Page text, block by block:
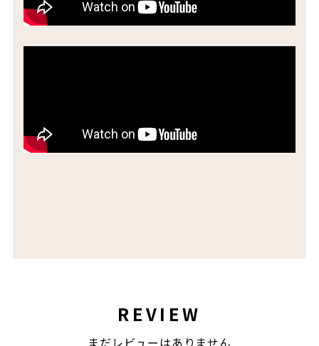
REVIEW